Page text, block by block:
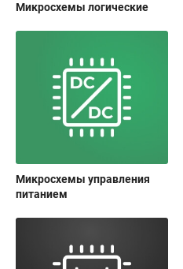
Микросхемы логические
Микросхемы управления
питанием